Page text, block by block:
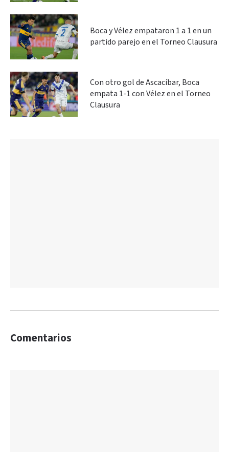
Boca y Vélez empataron 1 a 1 en un
partido parejo en el Torneo Clausura
Con otro gol de Ascacíbar, Boca
empata 1-1 con Vélez en el Torneo
Clausura
Comentarios